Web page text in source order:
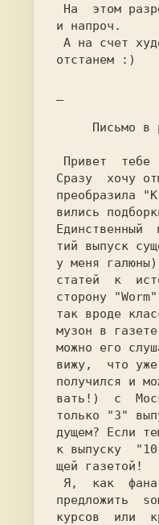
и напроч.
отстанем :)
Сразу  хочу
преобразила
вились
Единственный
тий выпуск
у меня
статей  к
сторону
так вроде
музон в
можно его
вижу,  что
получился и
вать!)  с
только "3"
дущем? Если
к выпуску
щей газетой!
предложить
курсов  или